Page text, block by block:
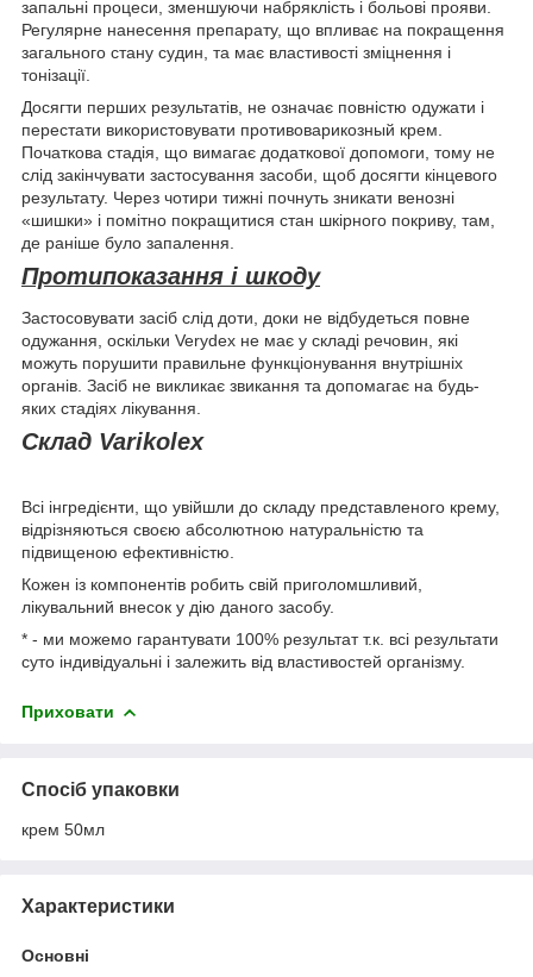
запальні процеси, зменшуючи набряклість і больові прояви.
Регулярне нанесення препарату, що впливає на покращення
загального стану судин, та має властивості зміцнення і
тонізації.
Досягти перших результатів, не означає повністю одужати і
перестати використовувати противоварикозный крем.
Початкова стадія, що вимагає додаткової допомоги, тому не
слід закінчувати застосування засоби, щоб досягти кінцевого
результату. Через чотири тижні почнуть зникати венозні
«шишки» і помітно покращитися стан шкірного покриву, там,
де раніше було запалення.
Протипоказання і шкоду
Застосовувати засіб слід доти, доки не відбудеться повне
одужання, оскільки Verydex не має у складі речовин, які
можуть порушити правильне функціонування внутрішніх
органів. Засіб не викликає звикання та допомагає на будь-
яких стадіях лікування.
Склад Varikolex
Всі інгредієнти, що увійшли до складу представленого крему,
відрізняються своєю абсолютною натуральністю та
підвищеною ефективністю.
Кожен із компонентів робить свій приголомшливий,
лікувальний внесок у дію даного засобу.
* - ми можемо гарантувати 100% результат т.к. всі результати
суто індивідуальні і залежить від властивостей організму.
Приховати
Спосіб упаковки
крем 50мл
Характеристики
Основні